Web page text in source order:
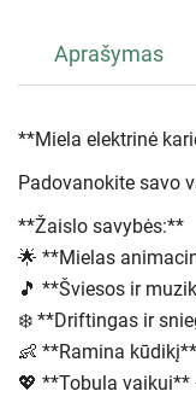
Aprašymas
**Miela elektrinė
Padovanokite savo
**Žaislo savybės:**
🌟 **Mielas
🎵 **Šviesos ir
❄️ **Driftingas ir
👶 **Ramina
💖 **Tobula vaikui**